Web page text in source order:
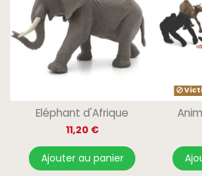
Eléphant d'Afrique
11,20 €
Ajouter au panier